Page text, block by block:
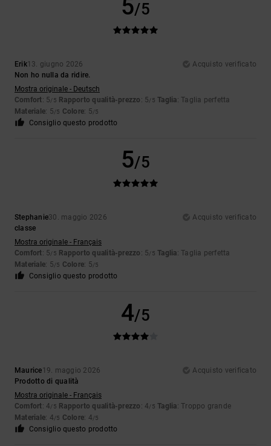
5/5
Erik13. giugno 2026
Acquisto verificato
Non ho nulla da ridire.
Mostra originale - Deutsch
Comfort: 5/5 Rapporto qualità-prezzo : 5/5 Taglia: Taglia perfetta
Materiale: 5/5 Colore: 5/5
Consiglio questo prodotto
5/5
Stephanie30. maggio 2026
Acquisto verificato
classe
Mostra originale - Français
Comfort: 5/5 Rapporto qualità-prezzo : 5/5 Taglia: Taglia perfetta
Materiale: 5/5 Colore: 5/5
Consiglio questo prodotto
4/5
Maurice19. maggio 2026
Acquisto verificato
Prodotto di qualità
Mostra originale - Français
Comfort: 4/5 Rapporto qualità-prezzo : 4/5 Taglia: Troppo grande
Materiale: 4/5 Colore: 4/5
Consiglio questo prodotto